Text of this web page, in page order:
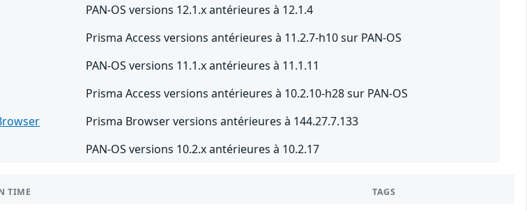
PAN-OS versions 12.1.x antérieures à 12.1.4
Prisma Access versions antérieures à 11.2.7-h10 sur PAN-OS
PAN-OS versions 11.1.x antérieures à 11.1.11
Prisma Access versions antérieures à 10.2.10-h28 sur PAN-OS
Prisma Browser versions antérieures à 144.27.7.133
PAN-OS versions 10.2.x antérieures à 10.2.17
TIME TAGS